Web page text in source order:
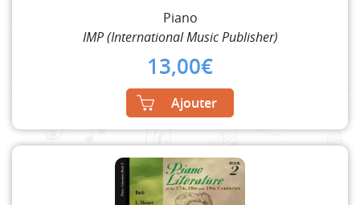
Piano
IMP (International Music Publisher)
13,00€
Ajouter